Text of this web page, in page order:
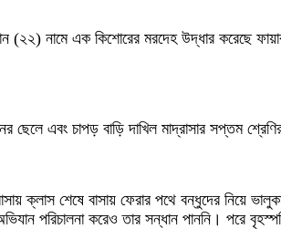
(২২) নামে এক কিশোরের মরদেহ উদ্ধার করেছে
ছেলে এবং চাপড় বাড়ি দাখিল মাদ্রাসার সপ্তম
ক্লাস শেষে বাসায় ফেরার পথে বন্ধুদের নিয়ে
পরিচালনা করেও তার সন্ধান পাননি। পরে